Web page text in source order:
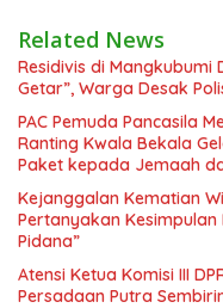
Related News
Residivis di Mangkubumi
Getar”, Warga Desak
PAC Pemuda Pancasila
Ranting Kwala Bekala
Paket kepada Jemaah
Kejanggalan Kematian
Pertanyakan Kesimpulan
Pidana”
Atensi Ketua Komisi III
Persadaan Putra